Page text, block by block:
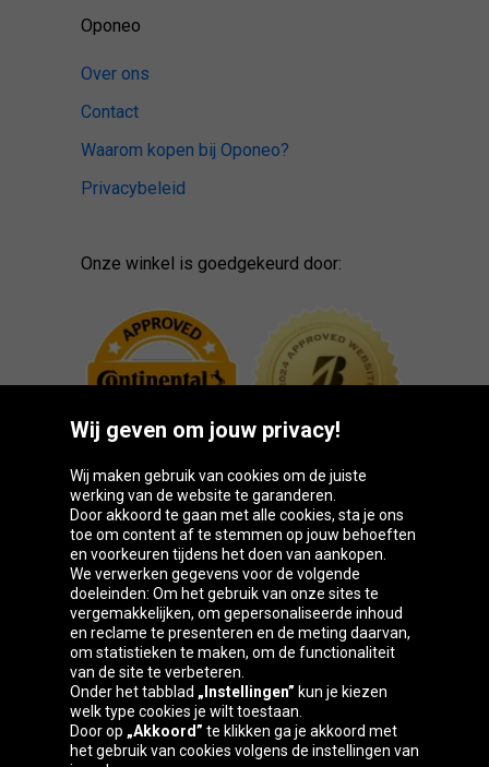
Oponeo
Over ons
Contact
Waarom kopen bij Oponeo?
Privacybeleid
Onze winkel is goedgekeurd door:
Oponeo-groep
Belgique
Česká
republika
Deutschland Éire
España France Italia Magyarország
Wij geven om jouw privacy!
Wij maken gebruik van cookies om de juiste
werking van de website te garanderen.
Door akkoord te gaan met alle cookies, sta je ons
toe om content af te stemmen op jouw behoeften
en voorkeuren tijdens het doen van aankopen.
We verwerken gegevens voor de volgende
doeleinden: Om het gebruik van onze sites te
vergemakkelijken, om gepersonaliseerde inhoud
en reclame te presenteren en de meting daarvan,
om statistieken te maken, om de functionaliteit
van de site te verbeteren.
Onder het tabblad „Instellingen” kun je kiezen
welk type cookies je wilt toestaan.
Door op „Akkoord” te klikken ga je akkoord met
het gebruik van cookies volgens de instellingen van